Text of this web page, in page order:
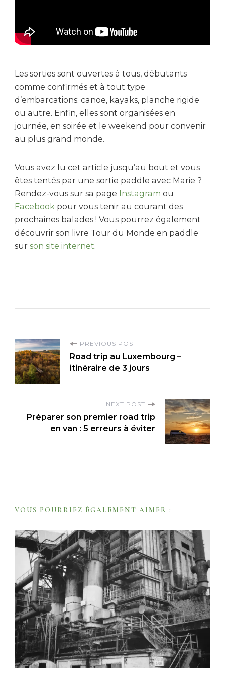
Les sorties sont ouvertes à tous, débutants
comme confirmés et à tout type
d’embarcations: canoë, kayaks, planche rigide
ou autre. Enfin, elles sont organisées en
journée, en soirée et le weekend pour convenir
au plus grand monde.
Vous avez lu cet article jusqu’au bout et vous
êtes tentés par une sortie paddle avec Marie ?
Rendez-vous sur sa page Instagram ou
Facebook pour vous tenir au courant des
prochaines balades ! Vous pourrez également
découvrir son livre Tour du Monde en paddle
sur son site internet.
P
o
s
g
i
o
n
PREVIOUS POST
Road trip au Luxembourg –
itinéraire de 3 jours
NEXT POST
Préparer son premier road trip
en van : 5 erreurs à éviter
VOUS POURRIEZ ÉGALEMENT AIMER :